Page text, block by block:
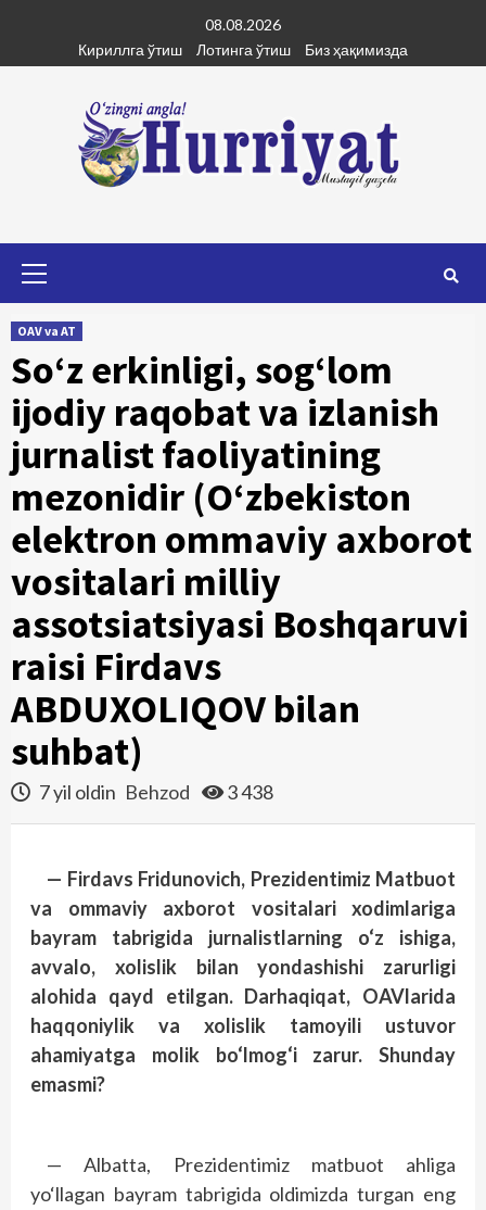
content
08.08.2026
Кириллга ўтиш
Лотинга ўтиш Биз ҳақимизда
OAV va AT
So‘z erkinligi, sog‘lom
ijodiy raqobat va izlanish
jurnalist faoliyatining
mezonidir (O‘zbekiston
elektron ommaviy axborot
vositalari milliy
assotsiatsiyasi Boshqaruvi
raisi Firdavs
ABDUXOLIQOV bilan
suhbat)
7 yil oldin Behzod 3 438
— Firdavs Fridunovich, Prezidentimiz Matbuot
va ommaviy axborot vositalari xodimlariga
bayram tabrigida jurnalistlarning o‘z ishiga,
avvalo, xolislik bilan yondashishi zarurligi
alohida qayd etilgan. Darhaqiqat, OAVlarida
haqqoniylik va xolislik tamoyili ustuvor
ahamiyatga molik bo‘lmog‘i zarur. Shunday
emasmi?
— Albatta, Prezidentimiz matbuot ahliga
yo‘llagan bayram tabrigida oldimizda turgan eng